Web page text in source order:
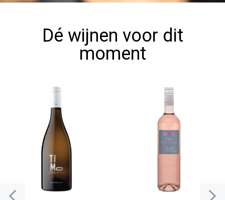
Dé wijnen voor dit
moment